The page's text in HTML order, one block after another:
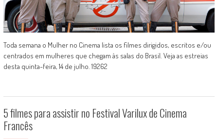
Toda semana o Mulher no Cinema lista os filmes dirigidos, escritos e/ou
centrados em mulheres que chegam às salas do Brasil. Veja as estreias
desta quinta-feira, 14 de julho. 19262
5 filmes para assistir no Festival Varilux de Cinema
Francês